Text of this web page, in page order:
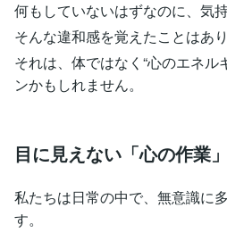
何もしていないはずなのに、気持
そんな違和感を覚えたことはあり
それは、体ではなく“心のエネル
ンかもしれません。
目に見えない「心の作業」
私たちは日常の中で、無意識に
す。